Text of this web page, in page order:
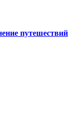
путешествий